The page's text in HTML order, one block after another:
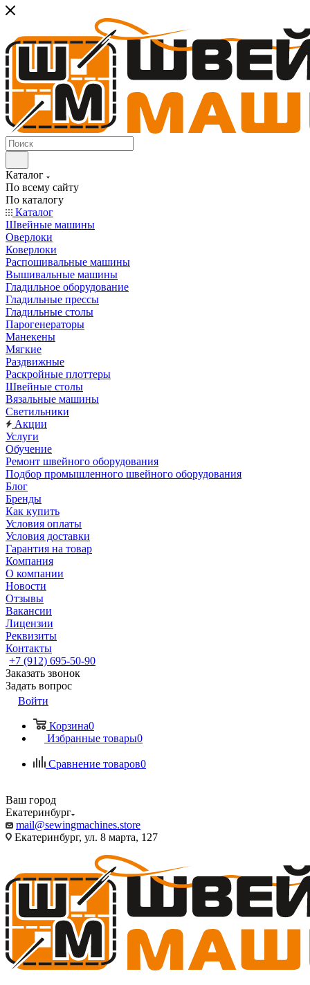
Каталог
По всему сайту
По каталогу
Каталог
Швейные машины
Оверлоки
Коверлоки
Распошивальные машины
Вышивальные машины
Гладильное оборудование
Гладильные прессы
Гладильные столы
Парогенераторы
Манекены
Мягкие
Раздвижные
Раскройные плоттеры
Швейные столы
Вязальные машины
Светильники
Акции
Услуги
Обучение
Ремонт швейного оборудования
Подбор промышленного швейного оборудования
Блог
Бренды
Как купить
Условия оплаты
Условия доставки
Гарантия на товар
Компания
О компании
Новости
Отзывы
Вакансии
Лицензии
Реквизиты
Контакты
+7 (912) 695-50-90
Заказать звонок
Задать вопрос
Войти
Корзина0
Избранные товары0
Сравнение товаров0
Ваш город
Екатеринбург
mail@sewingmachines.store
Екатеринбург, ул. 8 марта, 127